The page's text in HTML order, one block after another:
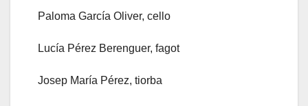
Paloma García Oliver, cello
Lucía Pérez Berenguer, fagot
Josep María Pérez, tiorba